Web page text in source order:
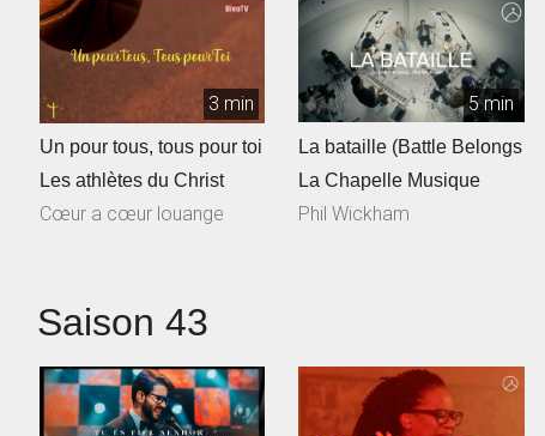
3 min
Un pour tous, tous pour toi
Les athlètes du Christ
Cœur a cœur louange
5 min
La bataille (Battle Belongs
La Chapelle Musique
Phil Wickham
Saison 43